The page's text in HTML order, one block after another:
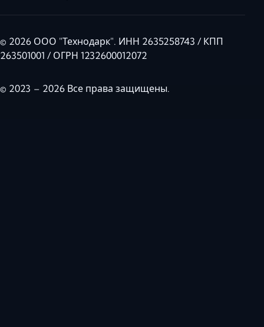
© 2026 ООО "Технодарк". ИНН 2635258743 / КПП
263501001 / ОГРН 1232600012072
© 2023 – 2026 Все права защищены.